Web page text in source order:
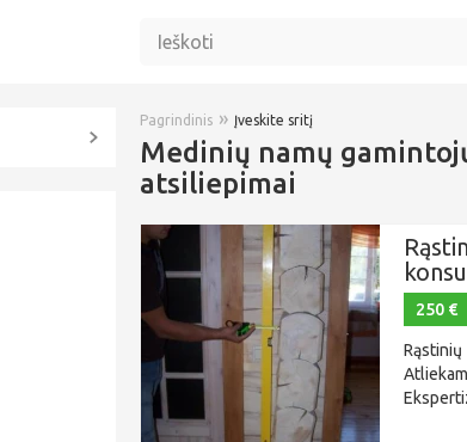
Pagrindinis » Įveskite sritį
Medinių namų
atsiliepimai
250 €